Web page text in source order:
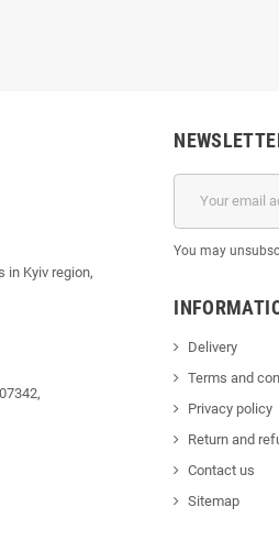
in Kyiv region,
You may
Delivery
Terms and
Privacy policy
Return and
Contact us
Sitemap